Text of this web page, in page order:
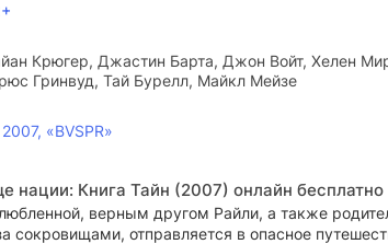
Крюгер, Джастин Барта, Джон Войт, Хелен
Гринвуд, Тай Бурелл, Майкл Мейзе
«BVSPR»
нации: Книга Тайн (2007) онлайн бесплатно
верным другом Райли, а также
сокровищами, отправляется в опасное